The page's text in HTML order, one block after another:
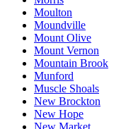
Moulton
Moundville
Mount Olive
Mount Vernon
Mountain Brook
Munford
Muscle Shoals
New Brockton
New Hope
New Market